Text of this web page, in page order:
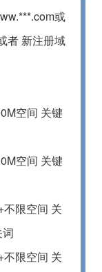
或
者 新注册域
空间 关键
空间 关键
限空间 关
限空间 关